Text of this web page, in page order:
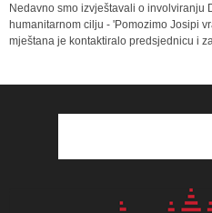
Nedavno smo izvještavali o involviranju
humanitarnom cilju - 'Pomozimo Josipi
mještana je kontaktiralo predsjednicu i